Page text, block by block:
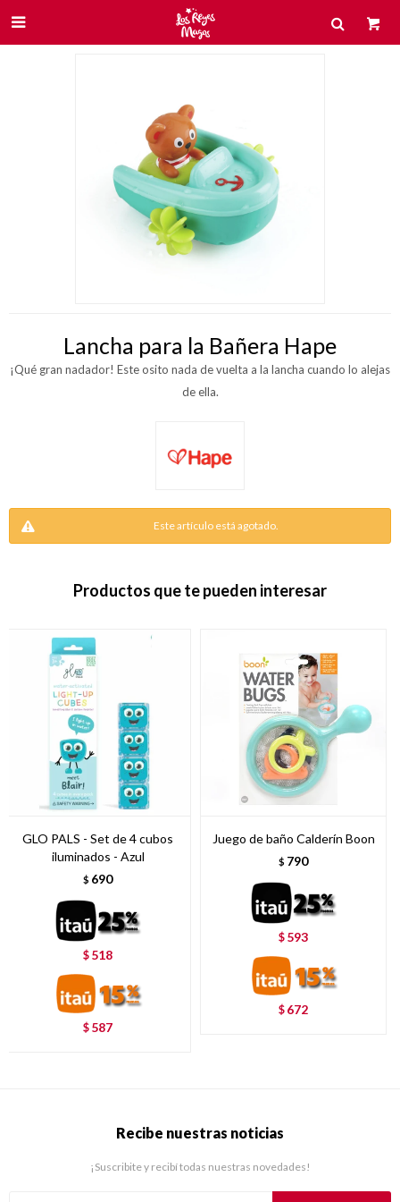

Lancha para la Bañera Hape
¡Qué gran nadador! Este osito nada de vuelta a la lancha cuando lo alejas
de ella.
Este artículo está agotado.
Productos que te pueden interesar
GLO PALS - Set de 4 cubos
iluminados - Azul
$ 690
$ 518
$ 587
Juego de baño Calderín Boon
$ 790
$ 593
$ 672
Recibe nuestras noticias
¡Suscribite y recibí todas nuestras novedades!